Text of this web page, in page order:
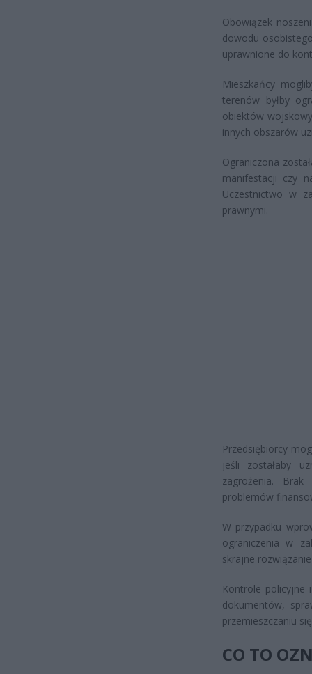
Obowiązek
dowodu
uprawnione do
Mieszkańcy
terenów byłby
obiektów
innych obszarów
Ograniczona
manifestacji czy
Uczestnictwo w
prawnymi.
Przedsiębiorcy
jeśli zostałaby
zagrożenia.
problemów
W przypadku
ograniczenia w
skrajne
Kontrole policyjne
dokumentów,
przemieszczaniu
CO TO